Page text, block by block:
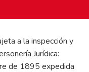
a la inspección y
Jurídica:
de 1895 expedida